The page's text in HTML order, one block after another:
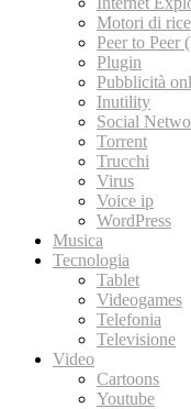
Motori di
Peer to Peer
Plugin
Pubblicità
Inutility
Social
Torrent
Trucchi
Virus
Voice ip
WordPress
Musica
Tecnologia
Tablet
Videogames
Telefonia
Televisione
Video
Cartoons
Youtube